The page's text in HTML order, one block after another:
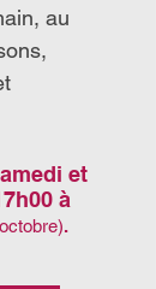
au
et
à
.